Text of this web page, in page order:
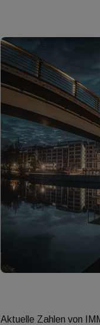
Aktuelle Zahlen von